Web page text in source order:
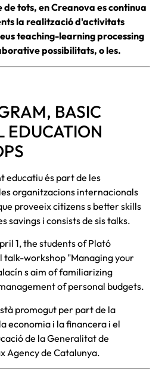
tots, en Creanova es continua
la realització d'activitats
teaching-learning processing
possibilitats, o les.
BASIC
EDUCATION
educatiu és part de les
organitzacions internacionals
proveeix citizens s better skills
savings i consists de sis talks.
1, the students of Plató
talk-workshop "Managing your
s aim of familiarizing
of personal budgets.
promogut per part de la
economia i la financera i el
de la Generalitat de
Agency de Catalunya.